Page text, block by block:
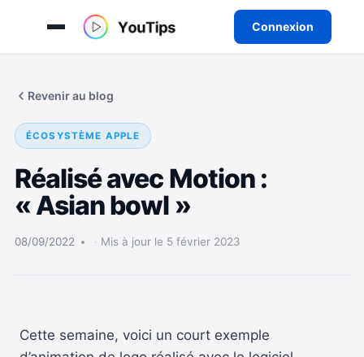
Connexion
Revenir au blog
ÉCOSYSTÈME APPLE
Réalisé avec Motion :
« Asian bowl »
08/09/2022 Mis à jour le 5 février 2023
Cette semaine, voici un court exemple